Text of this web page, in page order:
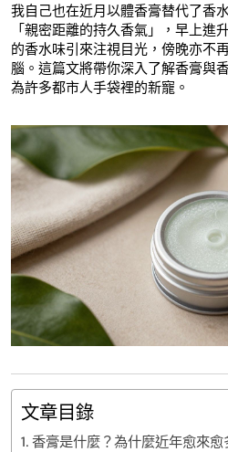
我自己也在近月以體香膏替代了香
「親密距離的持久香氣」，早上進
的香水味引來注視目光，傍晚亦不
腦。這篇文將帶你深入了解香膏與
為許多都市人手袋裡的新寵。
文章目錄
香膏是什麼？為什麼近年愈來愈